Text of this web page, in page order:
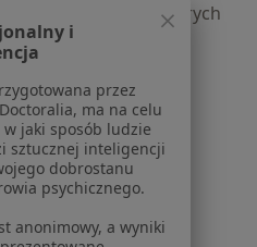
profesjonalistów, których
samodzielnie
cookies
wyszukiwania
nas
prasowe
i
przez
ma na celu
jaki sposób ludzie
sztucznej inteligencji
dobrostanu
psychicznego.
anonimowy, a wyniki